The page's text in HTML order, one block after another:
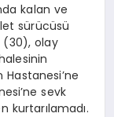
kalan ve
sürücüsü
(30), olay
Hastanesi’ne
sevk
kurtarılamadı.